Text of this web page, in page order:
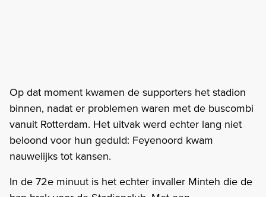
Op dat moment kwamen de supporters het stadion
binnen, nadat er problemen waren met de buscombi
vanuit Rotterdam. Het uitvak werd echter lang niet
beloond voor hun geduld: Feyenoord kwam
nauwelijks tot kansen.
In de 72e minuut is het echter invaller Minteh die de